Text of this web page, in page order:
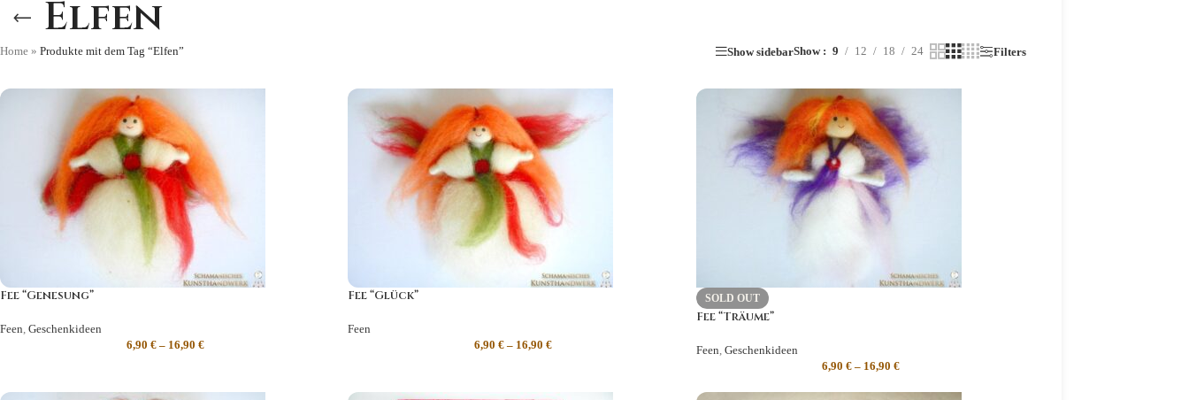
Elfen
Home » Produkte mit dem Tag “Elfen” Show sidebarShow 9 12 18 24 Filters
Fee “Genesung”
Feen, Geschenkideen
6,90 €– 16,90 €
Fee “Glück”
Feen
6,90 €– 16,90 €
SOLD OUT
Fee “Träume”
Feen, Geschenkideen
6,90€ – 16,90€